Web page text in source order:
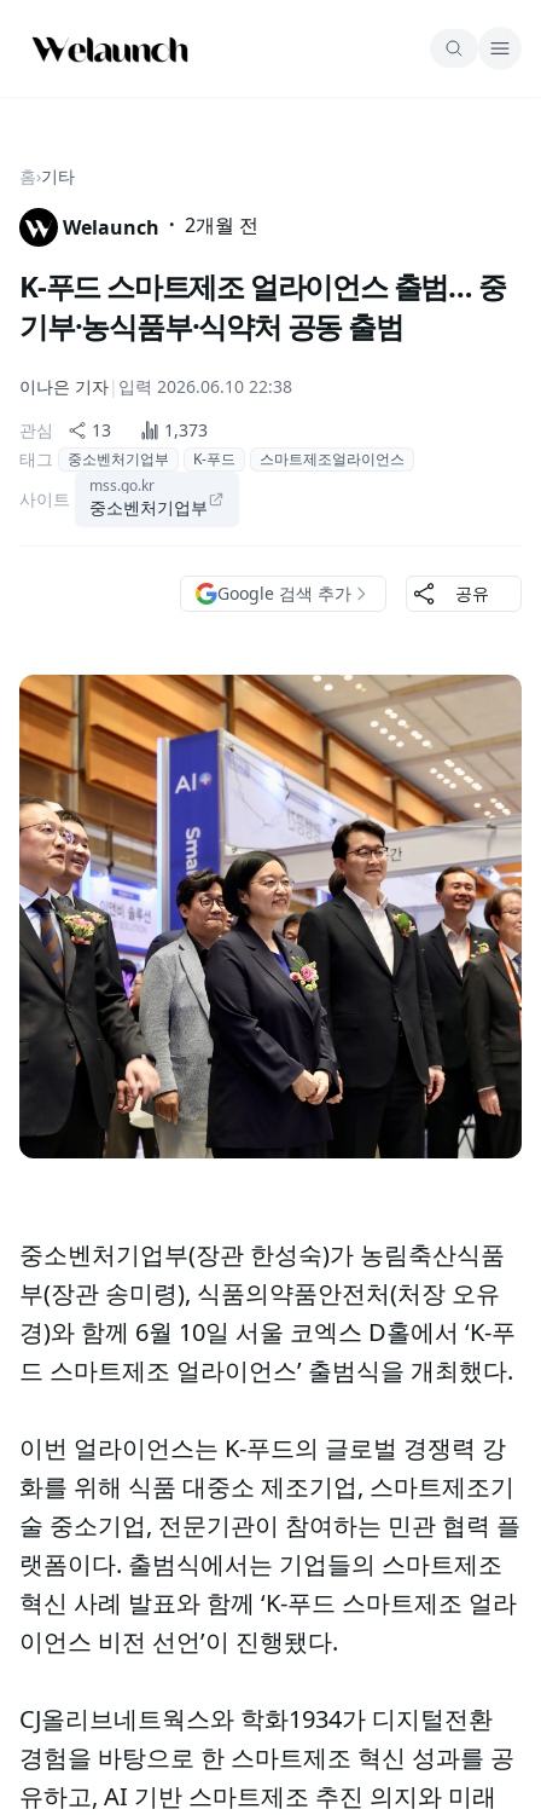
홈›기타
Welaunch · 2개월 전
K-푸드 스마트제조 얼라이언스 출범… 중
기부·농식품부·식약처 공동 출범
이나은 기자| 입력 2026.06.10 22:38
관심
13
1,373
태그
중소벤처기업부 K-푸드 스마트제조얼라이언스
사이트
mss.go.kr
중소벤처기업부
Google 검색 추가 공유
중소벤처기업부(장관 한성숙)가 농림축산식품
부(장관 송미령), 식품의약품안전처(처장 오유
경)와 함께 6월 10일 서울 코엑스 D홀에서 ‘K-푸
드 스마트제조 얼라이언스’ 출범식을 개최했다.
이번 얼라이언스는 K-푸드의 글로벌 경쟁력 강
화를 위해 식품 대중소 제조기업, 스마트제조기
술 중소기업, 전문기관이 참여하는 민관 협력 플
랫폼이다. 출범식에서는 기업들의 스마트제조
혁신 사례 발표와 함께 ‘K-푸드 스마트제조 얼라
이언스 비전 선언’이 진행됐다.
CJ올리브네트웍스와 학화1934가 디지털전환
경험을 바탕으로 한 스마트제조 혁신 성과를 공
유하고, AI 기반 스마트제조 추진 의지와 미래